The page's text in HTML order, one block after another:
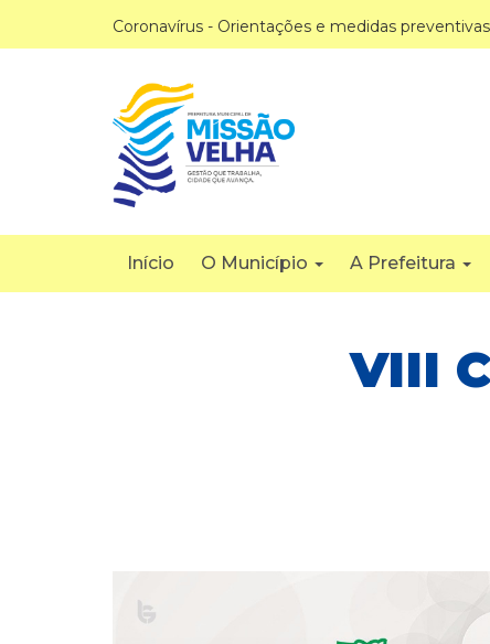
Coronavírus - Orientações e medidas preventivas
Início O Município A Prefeitura
VIII